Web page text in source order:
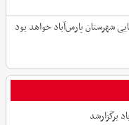
شهرستان پارس‌آباد خواهد بود
برگزارشد